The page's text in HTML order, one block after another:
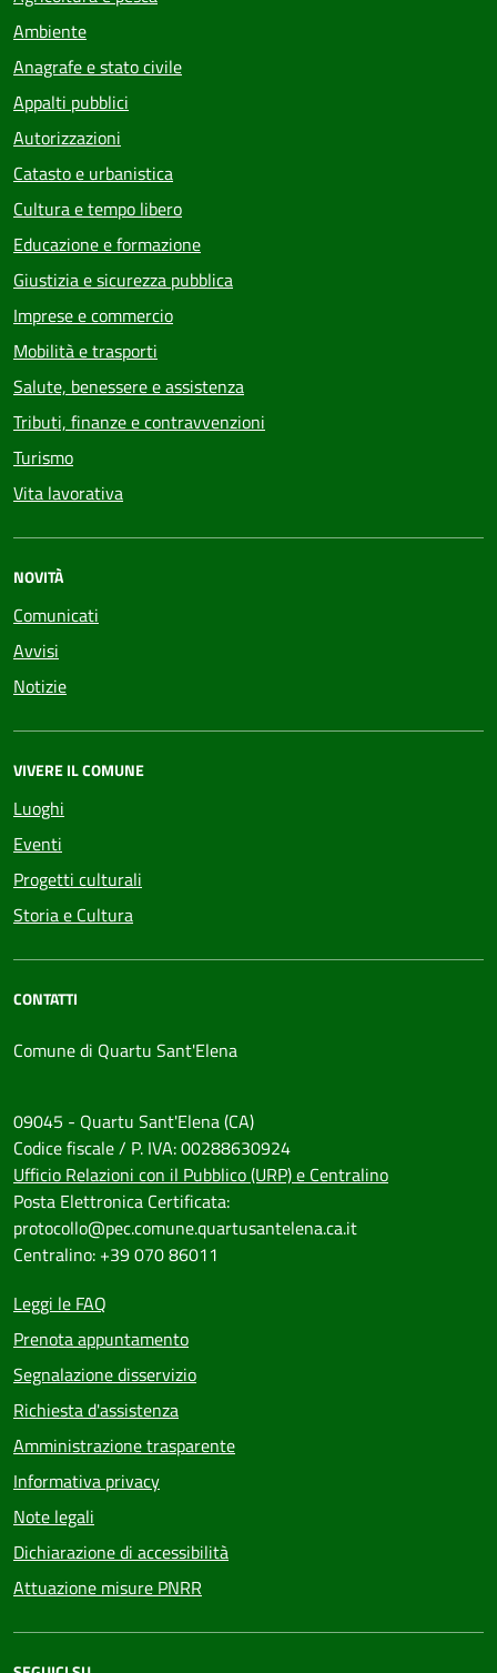
Ambiente
Anagrafe e stato civile
Appalti pubblici
Autorizzazioni
Catasto e urbanistica
Cultura e tempo libero
Educazione e formazione
Giustizia e sicurezza pubblica
Imprese e commercio
Mobilità e trasporti
Salute, benessere e assistenza
Tributi, finanze e contravvenzioni
Turismo
Vita lavorativa
NOVITÀ
Comunicati
Avvisi
Notizie
VIVERE IL COMUNE
Luoghi
Eventi
Progetti culturali
Storia e Cultura
CONTATTI
Comune di Quartu Sant'Elena
09045 - Quartu Sant'Elena (CA)
Codice fiscale / P. IVA: 00288630924
Ufficio Relazioni con il Pubblico (URP) e Centralino
Posta Elettronica Certificata:
protocollo@pec.comune.quartusantelena.ca.it
Centralino: +39 070 86011
Leggi le FAQ
Prenota appuntamento
Segnalazione disservizio
Richiesta d'assistenza
Amministrazione trasparente
Informativa privacy
Note legali
Dichiarazione di accessibilità
Attuazione misure PNRR